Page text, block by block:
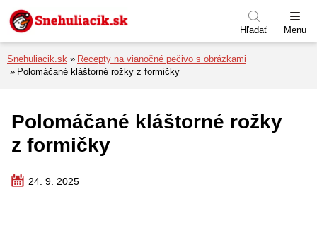
Preskočiť na menu
Preskočiť na obsah
Preskočiť na pätu
Hľadať Menu
Snehuliacik.sk
Recepty na vianočné pečivo s obrázkami
Polomáčané kláštorné rožky z formičky
Polomáčané kláštorné rožky
z formičky
24. 9. 2025